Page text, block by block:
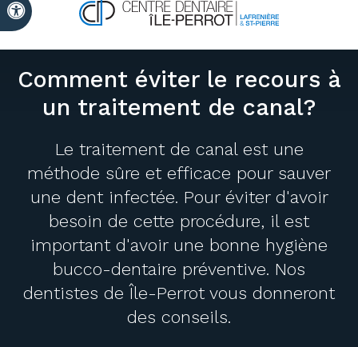
Version accessible
Comment éviter le recours à
un traitement de canal?
Le traitement de canal est une
méthode sûre et efficace pour sauver
une dent infectée. Pour éviter d'avoir
besoin de cette procédure, il est
important d'avoir une bonne hygiène
bucco-dentaire préventive. Nos
dentistes de Île-Perrot vous donneront
des conseils.